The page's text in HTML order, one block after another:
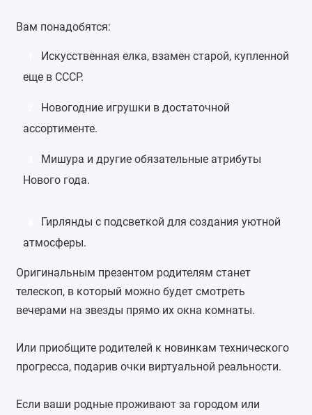
Вам понадобятся:
Искусственная елка, взамен старой, купленной
еще в СССР.
Новогодние игрушки в достаточной
ассортименте.
Мишура и другие обязательные атрибуты
Нового года.
Гирлянды с подсветкой для создания уютной
атмосферы.
Оригинальным презентом родителям станет
телескоп, в который можно будет смотреть
вечерами на звезды прямо их окна комнаты.
Или приобщите родителей к новинкам технического
прогресса, подарив очки виртуальной реальности.
Если ваши родные проживают за городом или